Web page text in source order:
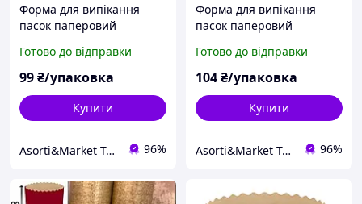
Форма для випікання
пасок паперовий
асортименті 20 шт. 70х60
мм. Форми для випікання.
Готово до відправки
99₴/упаковка
Купити
Asorti&Market Товари для дома-родини 96%
Форма для випікання
пасок паперовий
мм. Форми для випікання.
Готово до відправки
104₴/упаковка
Купити
Asorti&Market Товари для дома-родини 96%